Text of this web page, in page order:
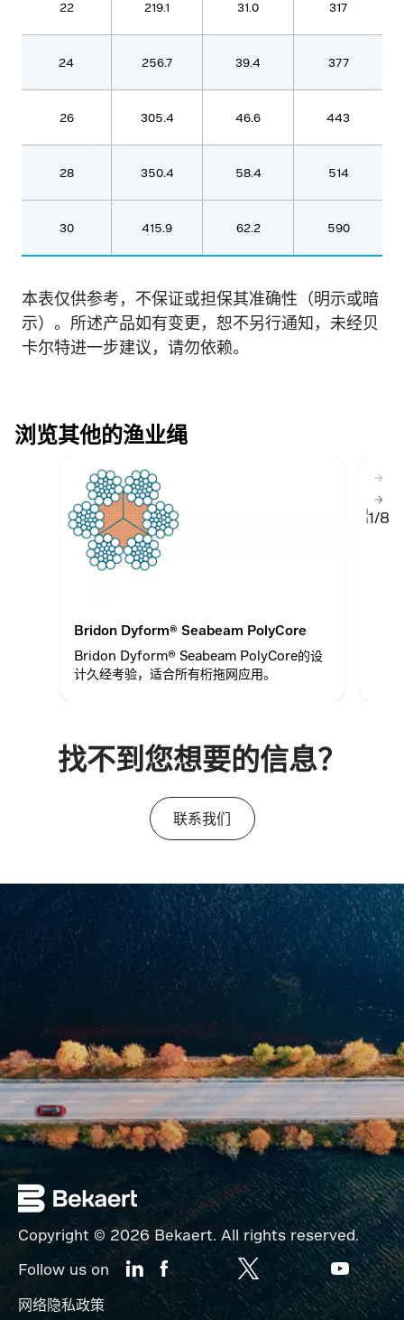
22 219.1 31.0 317
24 256.7 39.4 377
26 305.4 46.6 443
28 350.4 58.4 514
30 415.9 62.2 590
本表仅供参考，不保证或担保其准确性（明示或暗
示）。所述产品如有变更，恕不另行通知，未经贝
卡尔特进一步建议，请勿依赖。
浏览其他的渔业绳
Bridon Dyform® Seabeam PolyCore
Bridon Dyform® Seabeam PolyCore的设
计久经考验，适合所有桁拖网应用。
1/8
找不到您想要的信息？
联系我们
Copyright © 2026 Bekaert. All rights reserved.
Follow us on
网络隐私政策